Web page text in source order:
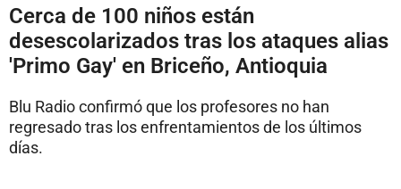
Cerca de 100 niños están
desescolarizados tras los ataques alias
'Primo Gay' en Briceño, Antioquia
Blu Radio confirmó que los profesores no han
regresado tras los enfrentamientos de los últimos
días.